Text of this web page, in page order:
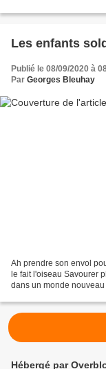
Les enfants
Publié le 08/09/2020 à
Par Georges Bleuhay
Ah prendre son envol
le fait l'oiseau Savourer
dans un monde
Hébergé par